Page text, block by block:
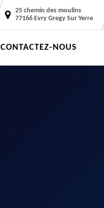
25 chemin des moulins
77166 Evry Gregy Sur Yerre
CONTACTEZ-NOUS